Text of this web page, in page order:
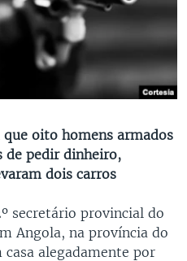
oito homens armados
de pedir dinheiro,
dois carros
secretário provincial do
Angola, na província do
casa alegadamente por